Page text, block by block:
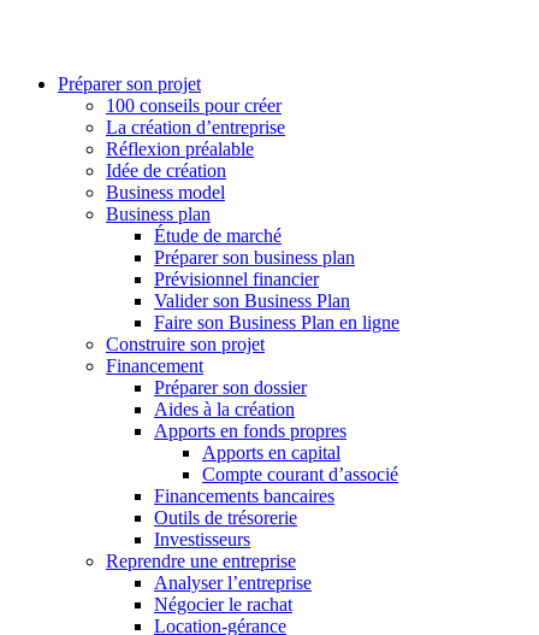
Préparer son projet
100 conseils pour créer
La création d’entreprise
Réflexion préalable
Idée de création
Business model
Business plan
Étude de marché
Préparer son business plan
Prévisionnel financier
Valider son Business Plan
Faire son Business Plan en ligne
Construire son projet
Financement
Préparer son dossier
Aides à la création
Apports en fonds propres
Apports en capital
Compte courant d’associé
Financements bancaires
Outils de trésorerie
Investisseurs
Reprendre une entreprise
Analyser l’entreprise
Négocier le rachat
Location-gérance